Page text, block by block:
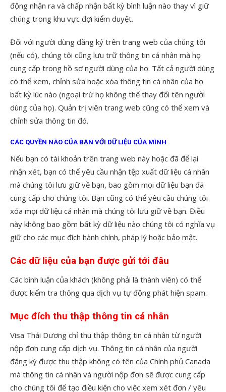
động nhận ra và chấp nhận bất kỳ bình luận nào thay vì giữ
chúng trong khu vực đợi kiểm duyệt.
Đối với người dùng đăng ký trên trang web của chúng tôi
(nếu có), chúng tôi cũng lưu trữ thông tin cá nhân mà họ
cung cấp trong hồ sơ người dùng của họ. Tất cả người dùng
có thể xem, chỉnh sửa hoặc xóa thông tin cá nhân của họ
bất kỳ lúc nào (ngoại trừ họ không thể thay đổi tên người
dùng của họ). Quản trị viên trang web cũng có thể xem và
chỉnh sửa thông tin đó.
CÁC QUYỀN NÀO CỦA BẠN VỚI DỮ LIỆU CỦA MÌNH
Nếu bạn có tài khoản trên trang web này hoặc đã để lại
nhận xét, bạn có thể yêu cầu nhận tệp xuất dữ liệu cá nhân
mà chúng tôi lưu giữ về bạn, bao gồm mọi dữ liệu bạn đã
cung cấp cho chúng tôi. Bạn cũng có thể yêu cầu chúng tôi
xóa mọi dữ liệu cá nhân mà chúng tôi lưu giữ về bạn. Điều
này không bao gồm bất kỳ dữ liệu nào chúng tôi có nghĩa vụ
giữ cho các mục đích hành chính, pháp lý hoặc bảo mật.
Các dữ liệu của bạn được gửi tới đâu
Các bình luận của khách (không phải là thành viên) có thể
được kiểm tra thông qua dịch vụ tự động phát hiện spam.
Mục đích thu thập thông tin cá nhân
Visa Thái Dương chỉ thu thập thông tin cá nhân từ người
nộp đơn cung cấp dịch vụ. Thông tin cá nhân của người
đăng ký được thu thập không có tên của Chính phủ Canada
mà thông tin cá nhân và người nộp đơn sẽ được cung cấp
cho chúng tôi để tạo điều kiện cho việc xem xét đơn / yêu